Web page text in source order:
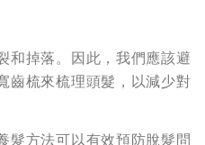
和掉落。因此，我們應該避
齒梳來梳理頭髮，以減少對
髮方法可以有效預防脫髮問